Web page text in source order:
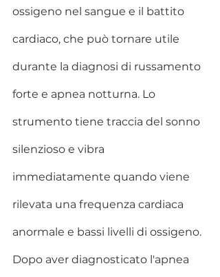
ossigeno nel sangue e il battito
cardiaco, che può tornare utile
durante la diagnosi di russamento
forte e apnea notturna. Lo
strumento tiene traccia del sonno
silenzioso e vibra
immediatamente quando viene
rilevata una frequenza cardiaca
anormale e bassi livelli di ossigeno.
Dopo aver diagnosticato l'apnea